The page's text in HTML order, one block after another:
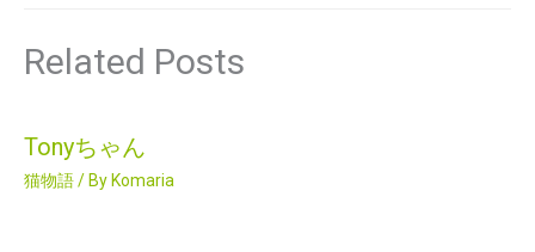
Related Posts
Tonyちゃん
猫物語/ By Komaria